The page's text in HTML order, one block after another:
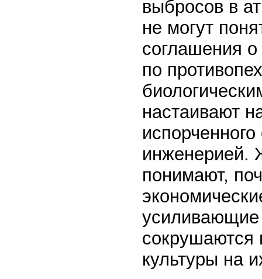
выбросов в
не могут
соглашения
по
настаивают
инженерией.
понимают,
усиливающие
сокрушаются
культуры на